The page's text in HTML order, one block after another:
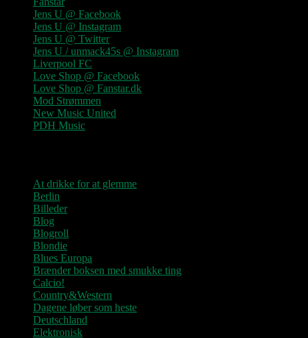
Jens U @ Facebook
Jens U @ Instagram
Jens U @ Twitter
Jens U / unmack45s @ Instagram
Liverpool FC
Love Shop @ Facebook
Love Shop @ Fanstar.dk
Mod Strømmen
New Music United
PDH Music
At drikke for at glemme
Berlin
Billeder
Blog
Blogroll
Blondie
Blues Europa
Brænder boksen med smukke ting
Calcio!
Country&Western
Dagene løber som heste
Deutschland
Elektronisk